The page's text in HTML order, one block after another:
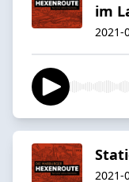
im
2021-
2021-